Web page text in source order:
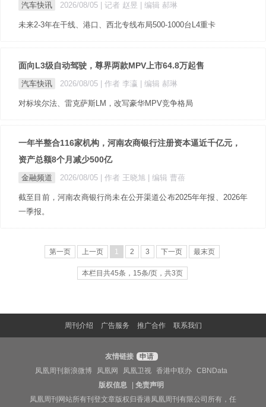
汽车快讯 2026/08/05 | 记者 赵昱 | 编辑 郝琳
未来2-3年在干线、港口、西北专线布局500-1000台L4重卡
面向L3级自动驾驶，尊界两款MPV上市64.8万起售
汽车快讯 2026/08/05 | 作者 李瀛 | 编辑 郝琳
对标埃尔法、雷克萨斯LM，改写豪华MPV竞争格局
一年半整合116家机构，河南农商银行注册资本逼近千亿元，
资产总额8个月减少500亿
金融频道 2026/08/05 | 作者 王晓旭 | 编辑 曹蓓
截至目前，河南农商银行尚未在公开渠道公布2025年年报、2026年
一季报。
第一页 上一页 1 2 3 下一页 最末页
本栏目共45条，15条/页，共3页
周刊介绍 广告服务 推广合作 联系我们
友情链接
申请
凤凰周刊新浪微博
凤凰网 凤凰卫视 香港中联办
CBNData
版权信息
|免责声明
凤凰周刊网站所有刊登文章版权归香港凤凰周刊有限公司所有，任